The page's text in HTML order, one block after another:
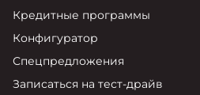
Кредитные программы
Конфигуратор
Спецпредложения
Записаться на тест-драйв